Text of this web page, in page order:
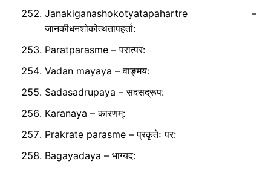
Janakiganashokotyatapahartre –
जानकीधनशोकोत्थतापहर्ता:
Paratparasme – परात्पर:
Vadan mayaya – वाङ्मय:
Sadasadrupaya – सदसद्रूप:
Karanaya – कारणम्:
Prakrate parasme – प्रकृतेः पर:
Bagayadaya – भाग्यद: